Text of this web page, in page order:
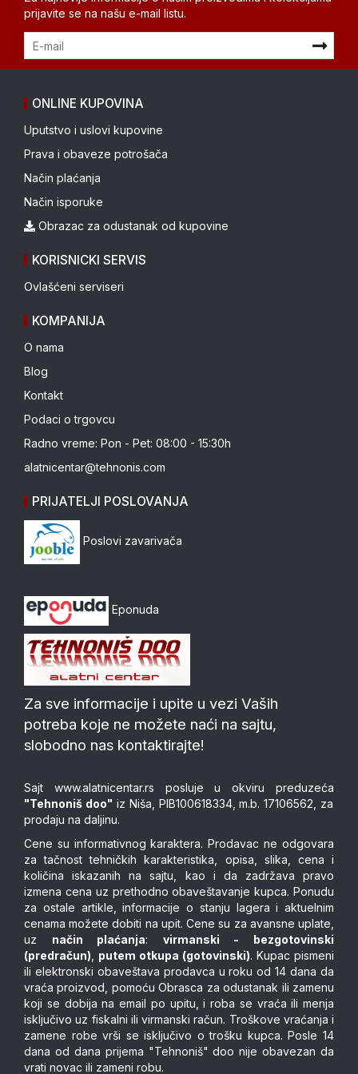
prijavite se na našu e-mail listu.
ONLINE KUPOVINA
Uputstvo i uslovi kupovine
Prava i obaveze potrošača
Način plaćanja
Način isporuke
Obrazac za odustanak od kupovine
KORISNICKI SERVIS
Ovlašćeni serviseri
KOMPANIJA
O nama
Blog
Kontakt
Podaci o trgovcu
Radno vreme: Pon - Pet: 08:00 - 15:30h
alatnicentar@tehnonis.com
PRIJATELJI POSLOVANJA
Poslovi zavarivača
Eponuda
Za sve informacije i upite u vezi Vaših
potreba koje ne možete naći na sajtu,
slobodno nas kontaktirajte!
Sajt www.alatnicentar.rs posluje u okviru preduzeća
"Tehnoniš doo" iz Niša, PIB100618334, m.b. 17106562, za
prodaju na daljinu.
Cene su informativnog karaktera. Prodavac ne odgovara
za tačnost tehničkih karakteristika, opisa, slika, cena i
količina iskazanih na sajtu, kao i da zadržava pravo
izmena cena uz prethodno obaveštavanje kupca. Ponudu
za ostale artikle, informacije o stanju lagera i aktuelnim
cenama možete dobiti na upit. Cene su za avansne uplate,
uz način plaćanja: virmanski - bezgotovinski
(predračun)
putem otkupa (gotovinski). Kupac pismeni
ili elektronski obaveštava prodavca u roku od 14 dana da
vraća proizvod, pomoću Obrasca za odustanak ili zamenu
koji se dobija na email po upitu, i roba se vraća ili menja
isključivo uz fiskalni ili virmanski račun. Troškove vraćanja i
zamene robe vrši se isključivo o trošku kupca. Posle 14
dana od dana prijema "Tehnoniš" doo nije obavezan da
vrati novac ili zameni robu.